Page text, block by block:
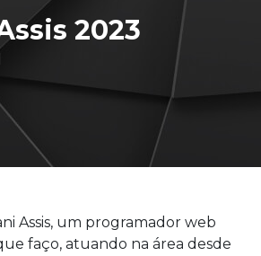
2023
Assis, um programador web
faço, atuando na área desde